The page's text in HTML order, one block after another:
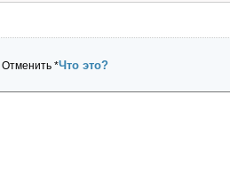
Отменить *Что это?